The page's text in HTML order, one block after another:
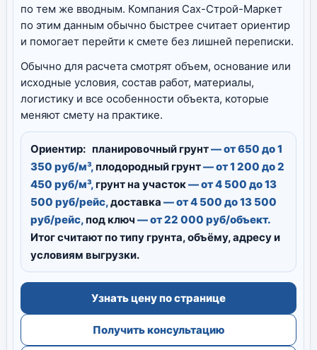
по тем же вводным. Компания Сах-Строй-Маркет
по этим данным обычно быстрее считает ориентир
и помогает перейти к смете без лишней переписки.
Обычно для расчета смотрят объем, основание или
исходные условия, состав работ, материалы,
логистику и все особенности объекта, которые
меняют смету на практике.
Ориентир: планировочный грунт— от 650 до 1
350 руб/м³,плодородный грунт— от 1 200 до 2
450 руб/м³,грунт на участок— от 4 500 до 13
500 руб/рейс,доставка — от 4 500 до 13 500
руб/рейс,под ключ — от 22 000 руб/объект.
Итог считают по типу грунта, объёму, адресу и
условиям выгрузки.
Узнать цену по странице
Получить консультацию